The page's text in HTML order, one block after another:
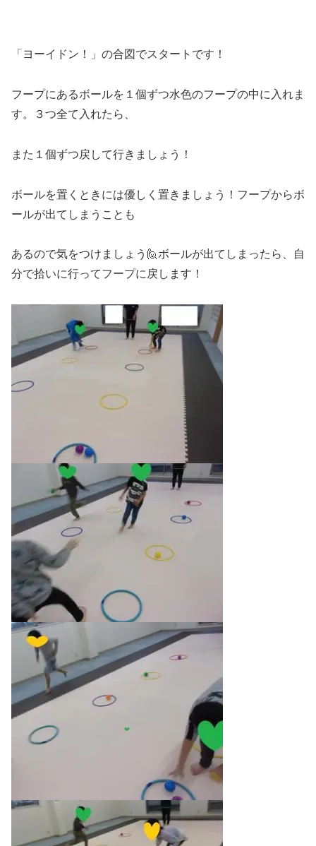
「ヨーイドン！」の合図でスタートです！
フープにあるボールを１個ずつ水色のフープの中に入れま
す。３つ全て入れたら、
また１個ずつ戻して行きましょう！
ボールを置くときには優しく置きましょう！フープからボ
ールが出てしまうことも
あるので気をつけましょう🙋ボールが出てしまったら、自
分で拾いに行ってフープに戻します！